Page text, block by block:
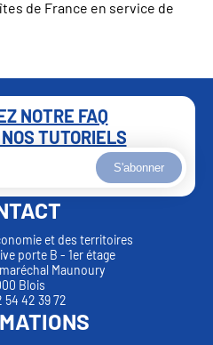
de France en service de
NOTRE FAQ
TUTORIELS
S'abonner
et des territoires
porte B - 1er étage
Maunoury
Blois
54 42 39 72